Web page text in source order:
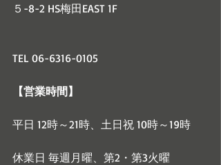
５-8-2 HS梅田EAST 1F
TEL 06-6316-0105
【営業時間】
平日 12時～21時、土日祝 10時～19時
休業日 毎週月曜、第2・第3火曜